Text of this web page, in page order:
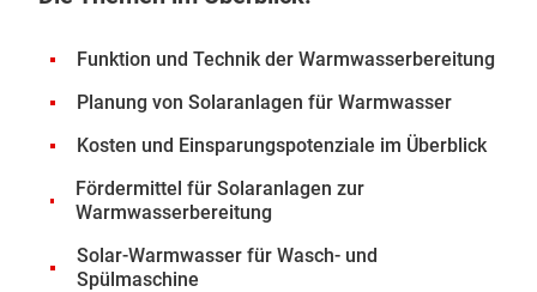
Funktion und Technik der Warmwasserbereitung
Planung von Solaranlagen für Warmwasser
Kosten und Einsparungspotenziale im Überblick
Fördermittel für Solaranlagen zur
Warmwasserbereitung
Solar-Warmwasser für Wasch- und
Spülmaschine